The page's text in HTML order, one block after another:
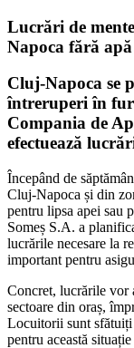
Lucrări de
Napoca fără
Cluj-Napoca se
întreruperi în
Compania de
efectuează
Începând de
Cluj-Napoca și din
pentru lipsa apei sau
Someș S.A. a
lucrările necesare la
important pentru
Concret, lucrările vor
sectoare din oraș,
Locuitorii sunt sfătuiți
pentru această